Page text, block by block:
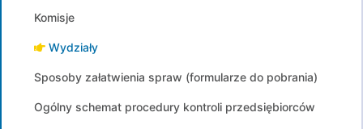
Komisje
Wydziały
Sposoby załatwienia spraw (formularze do pobrania)
Ogólny schemat procedury kontroli przedsiębiorców